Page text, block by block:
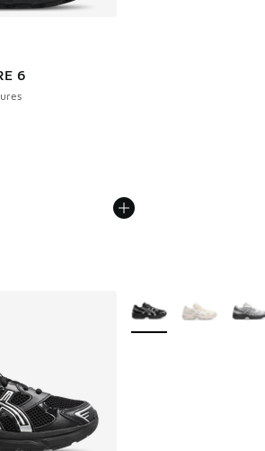
6
Prix en baisse de € 79,99 à
Plus de couleurs